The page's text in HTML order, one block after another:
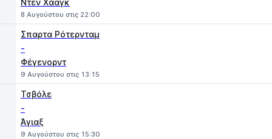
Ντεν Χάαγκ
8 Αυγούστου στις 22:00
Σπαρτα Ρότερνταμ
-
Φέγενορντ
9 Αυγούστου στις 13:15
Τσβόλε
-
Άγιαξ
9 Αυγούστου στις 15:30